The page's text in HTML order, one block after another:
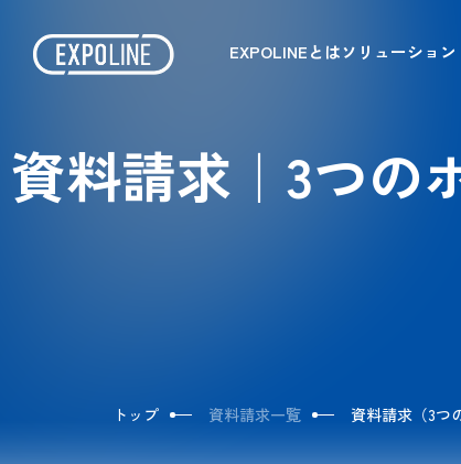
EXPOLINEとはソリューショ
資料請求｜3つの
トップ 資料請求一覧 資料請求（3つ